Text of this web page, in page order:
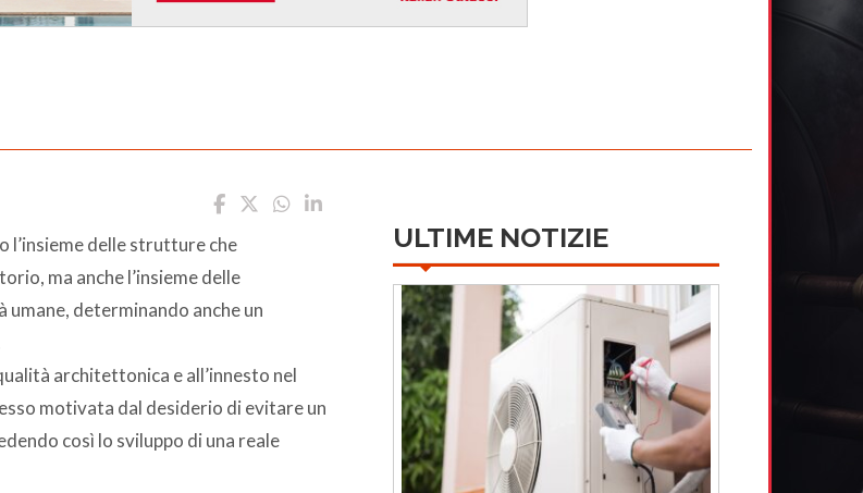
delle strutture che
ma anche l’insieme delle
determinando anche un
architettonica e all’innesto nel
motivata dal desiderio di evitare un
così lo sviluppo di una reale
ULTIME NOTIZIE